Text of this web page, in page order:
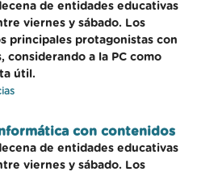
de entidades educativas
viernes y sábado. Los
principales protagonistas con
considerando a la PC como
útil.
con contenidos
de entidades educativas
viernes y sábado. Los